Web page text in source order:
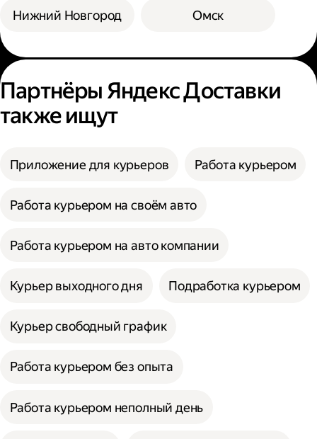
Нижний Новгород Омск
Партнёры Яндекс Доставки
также ищут
Приложение для курьеров Работа курьером
Работа курьером на своём авто
Работа курьером на авто компании
Курьер выходного дня Подработка курьером
Курьер свободный график
Работа курьером без опыта
Работа курьером неполный день